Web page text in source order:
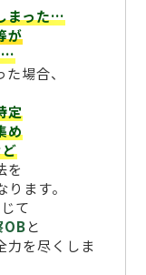
まった…
が
…
場合、
定
め
を
ます。
て
OBと
力を尽くしま